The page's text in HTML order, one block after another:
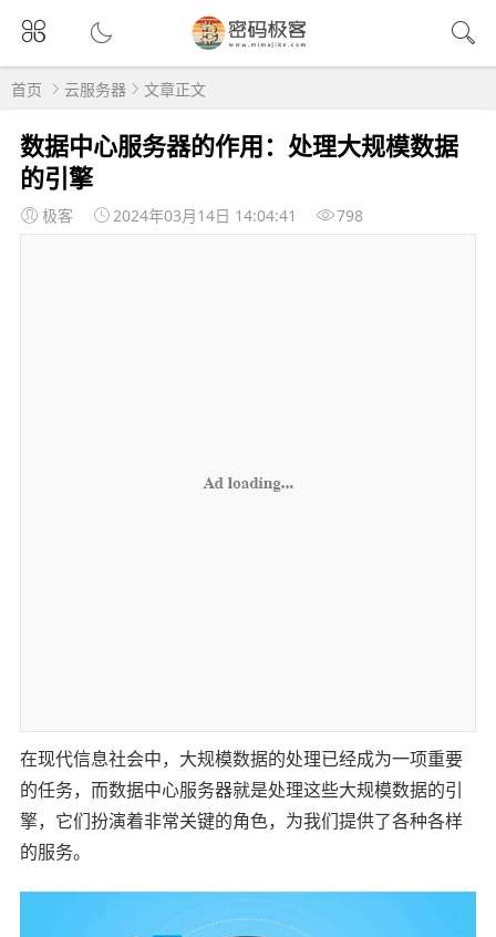
首页 云服务器 文章正文
数据中心服务器的作用：处理大规模数据
的引擎
极客 2024年03月14日 14:04:41 798
在现代信息社会中，大规模数据的处理已经成为一项重要
的任务，而数据中心服务器就是处理这些大规模数据的引
擎，它们扮演着非常关键的角色，为我们提供了各种各样
的服务。